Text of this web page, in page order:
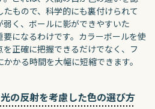
もので、科学的にも裏付けられて
く、ボールに影ができやすいた
になるわけです。カラーボールを使
正確に把握できるだけでなく、フ
かる時間を大幅に短縮できます。
の反射を考慮した色の選び方